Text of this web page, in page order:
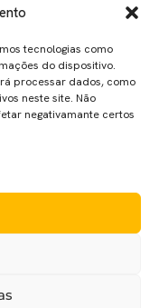
tecnologias como
do dispositivo.
processar dados, como
neste site. Não
negativamante certos
Lenda dos